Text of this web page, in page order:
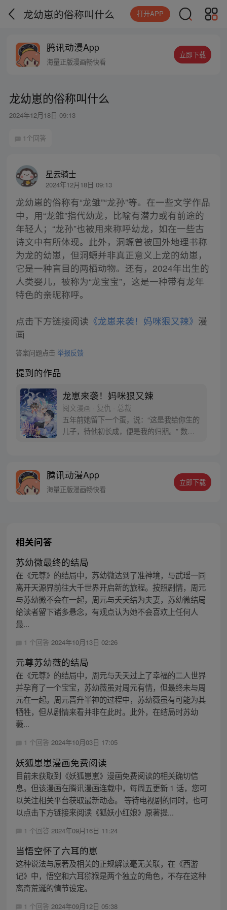
龙幼崽的俗称叫什么 打开APP
腾讯动漫App
海量正版漫画畅快看
立即下载
龙幼崽的俗称叫什么
2024年12月18日 09:13
1个回答
星云骑士
2024年12月18日 09:13
龙幼崽的俗称有“龙雏”“龙孙”等。在一些文学作品
中，用“龙雏”指代幼龙，比喻有潜力或有前途的
年轻人；“龙孙”也被用来称呼幼龙，如在一些古
诗文中有所体现。此外，洞螈曾被国外地理书称
为龙的幼崽，但洞螈并非真正意义上龙的幼崽，
它是一种盲目的两栖动物。还有，2024年出生的
人类婴儿，被称为“龙宝宝”，这是一种带有龙年
特色的亲昵称呼。
点击下方链接阅读 《龙崽来袭！妈咪狠又辣》 漫
画
答案问题点击 举报反馈
提到的作品
龙崽来袭！妈咪狠又辣
阅文漫画 · 复仇 · 总裁
五年前她留下一个蛋，说：“这是我给你生的
儿子，待他初长成，便是我的归期。” 数月
人……可是小龙崽说：“爸爸，她救了我，我
要对她以身相许！” 从此，父子为争宠陷入
腾讯动漫App
海量正版漫画畅快看
立即下载
相关问答
苏幼微最终的结局
在《元尊》的结局中，苏幼微达到了准神境，与武瑶一同
离开天源界前往大千世界开启新的旅程。按照剧情，周元
与苏幼微不会在一起，周元与夭夭结为夫妻，苏幼微结局
给读者留下诸多悬念，有观点认为她不会喜欢上任何人
最...
1 个回答 2024年10月13日 02:26
元尊苏幼薇的结局
在《元尊》的结局中，周元与夭夭过上了幸福的二人世界
并孕育了一个宝宝，苏幼薇虽对周元有情，但最终未与周
元在一起。周元晋升半神的过程中，苏幼薇虽有可能为其
牺牲，但从剧情来看并非在此时。此外，在结局时苏幼
薇...
1 个回答 2024年10月03日 17:05
妖狐崽崽漫画免费阅读
目前未获取到《妖狐崽崽》漫画免费阅读的相关确切信
息。但该漫画在腾讯漫画连载中，每周五更新 1 话，您可
以关注相关平台获取最新动态。 等待电视剧的同时，也可
以点击下方链接来阅读《狐妖小红娘》原著提...
1 个回答 2024年09月16日 11:24
当悟空怀了六耳的崽
这种说法与原著及相关的正规解读毫无关联，在《西游
记》中，悟空和六耳猕猴是两个独立的角色，不存在这种
离奇荒诞的情节设定。
1 个回答 2024年09月12日 05:38